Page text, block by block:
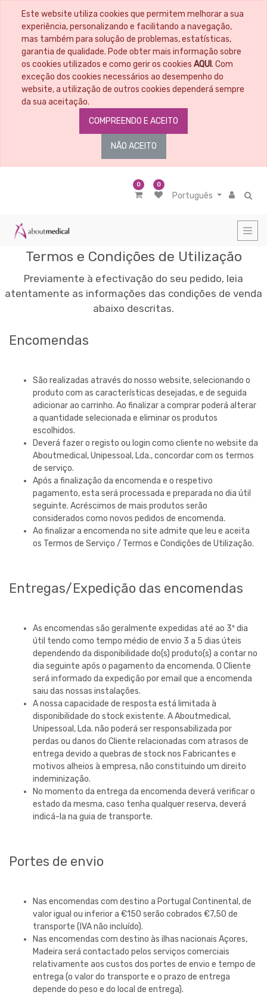
Este website utiliza cookies que permitem melhorar a sua
experiência, personalizando e facilitando a navegação,
mas também para solução de problemas, estatísticas,
garantia de qualidade. Pode obter mais informação sobre
os cookies utilizados e como gerir os cookies AQUI. Com
exceção dos cookies necessários ao desempenho do
website, a utilização de outros cookies dependerá sempre
da sua aceitação.
COMPREENDO E ACEITO
NÃO ACEITO
0 0
Português
Termos e Condições de Utilização
Previamente à efectivação do seu pedido, leia
atentamente as informações das condições de venda
abaixo descritas.
Encomendas
São realizadas através do nosso website, selecionando o
produto com as características desejadas, e de seguida
adicionar ao carrinho. Ao finalizar a comprar poderá alterar
a quantidade selecionada e eliminar os produtos
escolhidos.
Deverá fazer o registo ou login como cliente no website da
Aboutmedical, Unipessoal, Lda., concordar com os termos
de serviço.
Após a finalização da encomenda e o respetivo
pagamento, esta será processada e preparada no dia útil
seguinte. Acréscimos de mais produtos serão
considerados como novos pedidos de encomenda.
Ao finalizar a encomenda no site admite que leu e aceita
os Termos de Serviço / Termos e Condições de Utilização.
Entregas/Expedição das encomendas
As encomendas são geralmente expedidas até ao 3º dia
útil tendo como tempo médio de envio 3 a 5 dias úteis
dependendo da disponibilidade do(s) produto(s) a contar no
dia seguinte após o pagamento da encomenda. O Cliente
será informado da expedição por email que a encomenda
saiu das nossas instalações.
A nossa capacidade de resposta está limitada à
disponibilidade do stock existente. AAboutmedical,
Unipessoal, Lda. não poderá ser responsabilizada por
perdas ou danos do Cliente relacionadas com atrasos de
entrega devido a quebras de stock nos Fabricantes e
motivos alheios à empresa, não constituindo um direito
indeminização.
No momento da entrega da encomenda deverá verificar o
estado da mesma, caso tenha qualquer reserva, deverá
indicá-la na guia de transporte.
Portes de envio
Nas encomendas com destino a Portugal Continental, de
valor igual ou inferior a €150 serão cobrados €7,50 de
transporte (IVA não incluído).
Nas encomendas com destino às ilhas nacionais Açores,
Madeira será contactado pelos serviços comerciais
relativamente aos custos dos portes de envio e tempo de
entrega (o valor do transporte e o prazo de entrega
depende do peso e do local de entrega).